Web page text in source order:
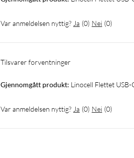
Var anmeldelsen nyttig? Ja (0) Nei (0)
Tilsvarer forventninger
Gjennomgått produkt: Linocell Flettet
Var anmeldelsen nyttig? Ja (0) Nei (0)